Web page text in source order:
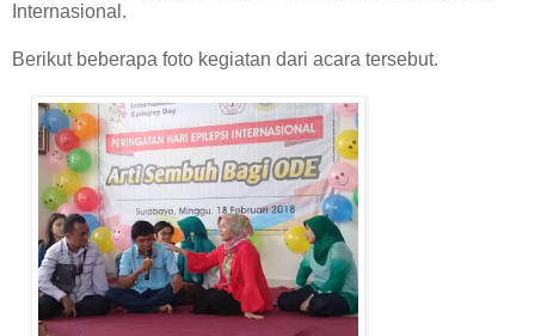
Internasional.
Berikut beberapa foto kegiatan dari acara tersebut.